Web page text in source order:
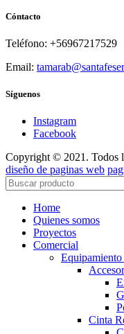
Cóntacto
Teléfono: +56967217529
Email:
Síguenos
Instagram
Facebook
Copyright © 2021. Todos
diseño de paginas web
Home
Quienes somos
Proyectos
Comercial
Cinta